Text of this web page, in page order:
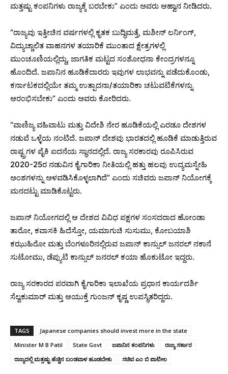
ಮತ್ತಷ್ಟು ಕಂಪನಿಗಳು ರಾಜ್ಯಕ್ಕೆ ಬರಬೇಕು” ಎಂದು ಅವರು ಆಹ್ವಾನ ನೀಡಿದರು.
“ರಾಜ್ಯವು ಇತ್ತೀಚಿನ ವರ್ಷಗಳಲ್ಲಿ ಕೃತಕ ಬುದ್ಧಿಮತ್ತೆ, ಮಶೀನ್ ಲರ್ನಿಂಗ್,
ವಿದ್ಯುಚ್ಚಾಲಿತ ವಾಹನಗಳ ತಯಾರಿಕೆ ಮುಂತಾದ ಕ್ಷೇತ್ರಗಳಲ್ಲಿ
ಮುಂಚೂಣಿಯಲ್ಲಿದ್ದು, ಜಾಗತಿಕ ಮಟ್ಟದ ಸಂಶೋಧನಾ ಕೇಂದ್ರಗಳನ್ನೂ
ಹೊಂದಿದೆ. ಜಪಾನಿನ ಹೂಡಿಕೆದಾರರು ಇವುಗಳ ಲಾಭವನ್ನು ಪಡೆದುಕೊಂಡು,
ಕರ್ನಾಟಕದಲ್ಲಿಯೇ ತಮ್ಮ ಉತ್ಪಾದನಾ/ತಯಾರಿಕಾ ಚಟುವಟಿಕೆಗಳನ್ನು
ಆರಂಭಿಸಬೇಕು” ಎಂದು ಅವರು ಕೋರಿದರು.
“ವಾಣಿಜ್ಯ ವಹಿವಾಟು ಮತ್ತು ವಿದೇಶಿ ನೇರ ಹೂಡಿಕೆಯಲ್ಲಿ ಎರಡೂ ದೇಶಗಳ
ನಡುವೆ ಒಳ್ಳೆಯ ನಂಟಿದೆ. ಜಪಾನ್ ದೇಶವು ಭಾರತದಲ್ಲಿ ಹೂಡಿಕೆ ಮಾಡುತ್ತಿರುವ
ರಾಷ್ಟ್ರಗಳ ಪೈಕಿ ಐದನೆಯ ಸ್ಥಾನದಲ್ಲಿದೆ. ರಾಜ್ಯ ಸರಕಾರವು ರೂಪಿಸಿರುವ
2020-25ರ ನಡುವಿನ ಕೈಗಾರಿಕಾ ನೀತಿಯಲ್ಲಿ ಹತ್ತು ಹಲವು ಉದ್ಯಮಸ್ನೇಹಿ
ಅಂಶಗಳನ್ನು ಅಳವಡಿಸಿಕೊಳ್ಳಲಾಗಿದೆ” ಎಂದು ಸಚಿವರು ಜಪಾನ್ ನಿಯೋಗಕ್ಕೆ
ಮನದಟ್ಟು ಮಾಡಿಕೊಟ್ಟರು.
ಜಪಾನ್ ನಿಯೋಗದಲ್ಲಿ ಆ ದೇಶದ ವಿವಿಧ ಪಕ್ಷಗಳ ಸಂಸದರಾದ ಹೋಂಡಾ
ತಾರೋ, ಕವಾಸಕಿ ಹಿದೆಸ್ತೋ, ಯಮಾಗುಚಿ ಸುಸುಮು, ಕೋಬಯಾಶಿ
ಕಝುಹಿರೋ ಮತ್ತು ಬೆಂಗಳೂರಿನಲ್ಲಿರುವ ಜಪಾನ್ ಕಾನ್ಸುಲ್ ಜನರಲ್ ನಕಾನೆ
ಸುಟೋಮು, ಡೆಪ್ಯುಟಿ ಕಾನ್ಸುಲ್ ಜನರಲ್ ಕಯಾ ಹೊಕುಟೋ ಇದ್ದರು.
ರಾಜ್ಯ ಸರಕಾರದ ಪರವಾಗಿ ಕೈಗಾರಿಕಾ ಇಲಾಖೆಯ ಪ್ರಧಾನ ಕಾರ್ಯದರ್ಶಿ
ಸೆಲ್ವಕುಮಾರ್ ಮತ್ತು ಆಯುಕ್ತೆ ಗುಂಜನ್ ಕೃಷ್ಣ ಉಪಸ್ಥಿತರಿದ್ದರು.
TAGS
Japanese companies should invest more in the state
Minister M B Patil
State Govt ಜಪಾನಿನ ಕಂಪನಿಗಳು
ರಾಜ್ಯ ಸರ್ಕಾರ
ರಾಜ್ಯದಲ್ಲಿ ಮತ್ತಷ್ಟು ಹೆಚ್ಚಿನ ಬಂಡವಾಳ ಹೂಡಬೇಕು
ಸಚಿವ ಎಂ ಬಿ ಪಾಟೀಲ